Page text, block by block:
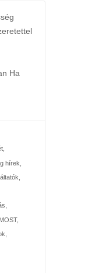
Ha
,
hírek
MOST,